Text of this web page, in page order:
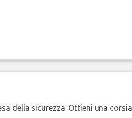
della sicurezza. Ottieni una corsia